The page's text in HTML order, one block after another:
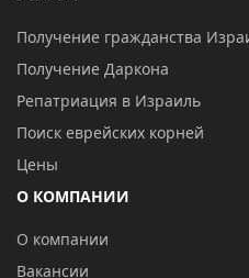
Получение гражданства
Получение Даркона
Репатриация в Израиль
Поиск еврейских корней
Цены
О КОМПАНИИ
О компании
Вакансии